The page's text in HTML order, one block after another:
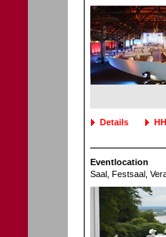
Details HH
Eventlocation
Saal, Festsaal ,